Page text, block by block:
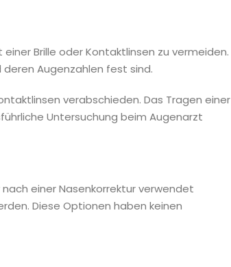
Brille oder Kontaktlinsen zu vermeiden.
Augenzahlen fest sind.
verabschieden. Das Tragen einer
Untersuchung beim Augenarzt
einer Nasenkorrektur verwendet
Diese Optionen haben keinen